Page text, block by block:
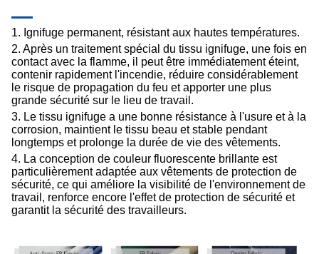
1. Ignifuge permanent, résistant aux hautes températures.
2. Après un traitement spécial du tissu ignifuge, une fois en
contact avec la flamme, il peut être immédiatement éteint,
contenir rapidement l'incendie, réduire considérablement
le risque de propagation du feu et apporter une plus
grande sécurité sur le lieu de travail.
3. Le tissu ignifuge a une bonne résistance à l'usure et à la
corrosion, maintient le tissu beau et stable pendant
longtemps et prolonge la durée de vie des vêtements.
4. La conception de couleur fluorescente brillante est
particulièrement adaptée aux vêtements de protection de
sécurité, ce qui améliore la visibilité de l'environnement de
travail, renforce encore l'effet de protection de sécurité et
garantit la sécurité des travailleurs.